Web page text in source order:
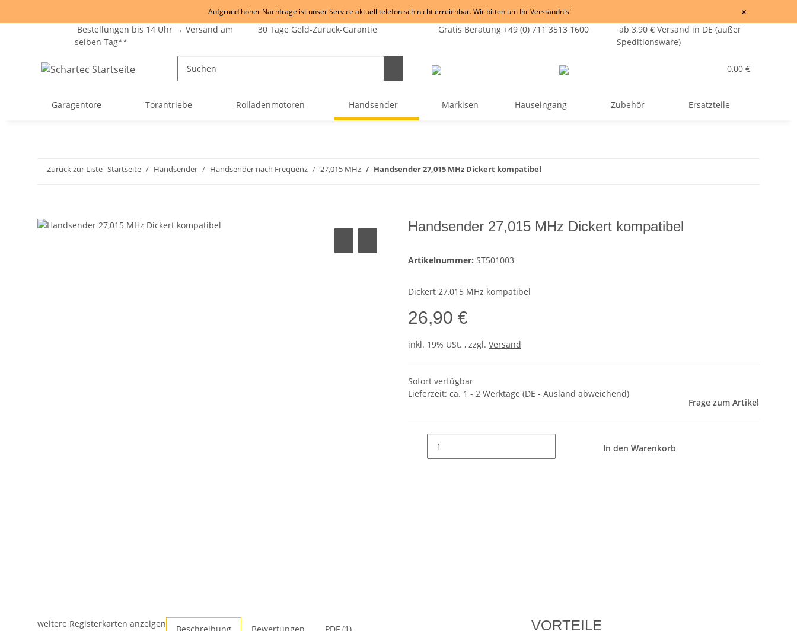
Aufgrund hoher Nachfrage ist unser Service aktuell telefonisch nicht erreichbar. Wir bitten um Ihr Verständnis! ×
Bestellungen bis 14 Uhr → Versand am
selben Tag**
30 Tage Geld-Zurück-Garantie Gratis Beratung +49 (0) 711 3513 1600
ab 3,90 € Versand in DE (außer
Speditionsware)
0,00 €
Garagentore Torantriebe Rolladenmotoren Handsender Markisen Hauseingang Zubehör Ersatzteile
Zurück zur Liste Startseite Handsender Handsender nach Frequenz 27,015 MHz Handsender 27,015 MHz Dickert kompatibel
Handsender 27,015 MHz Dickert kompatibel
Artikelnummer: ST501003
Dickert 27,015 MHz kompatibel
26,90 €
inkl. 19% USt. , zzgl. Versand
Sofort verfügbar
Lieferzeit: ca. 1 - 2 Werktage (DE - Ausland abweichend)
Frage zum Artikel
In den Warenkorb
weitere Registerkarten anzeigen Beschreibung Bewertungen PDF (1) VORTEILE